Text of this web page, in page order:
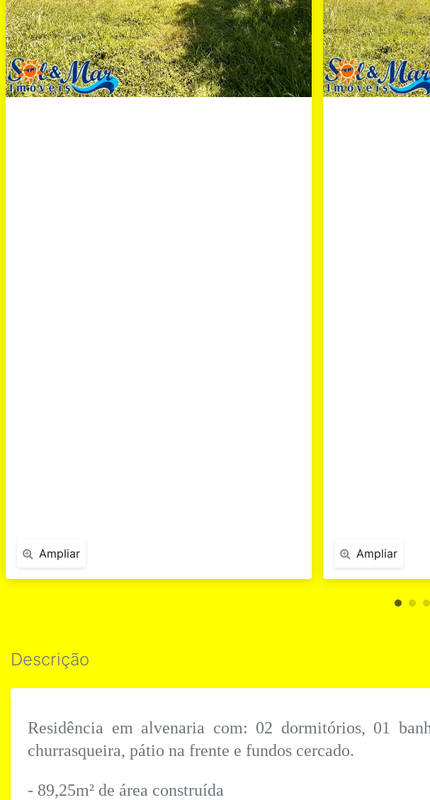
Ampliar Ampliar
Descrição
Residência em alvenaria com: 02 dormitórios, 01
churrasqueira, pátio na frente e fundos cercado.
- 89,25m² de área construída